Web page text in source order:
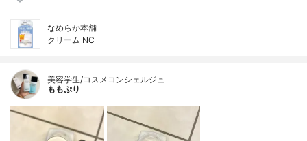
なめらか本舗
クリーム NC
美容学生/コスメコンシェルジュ
ももぷり